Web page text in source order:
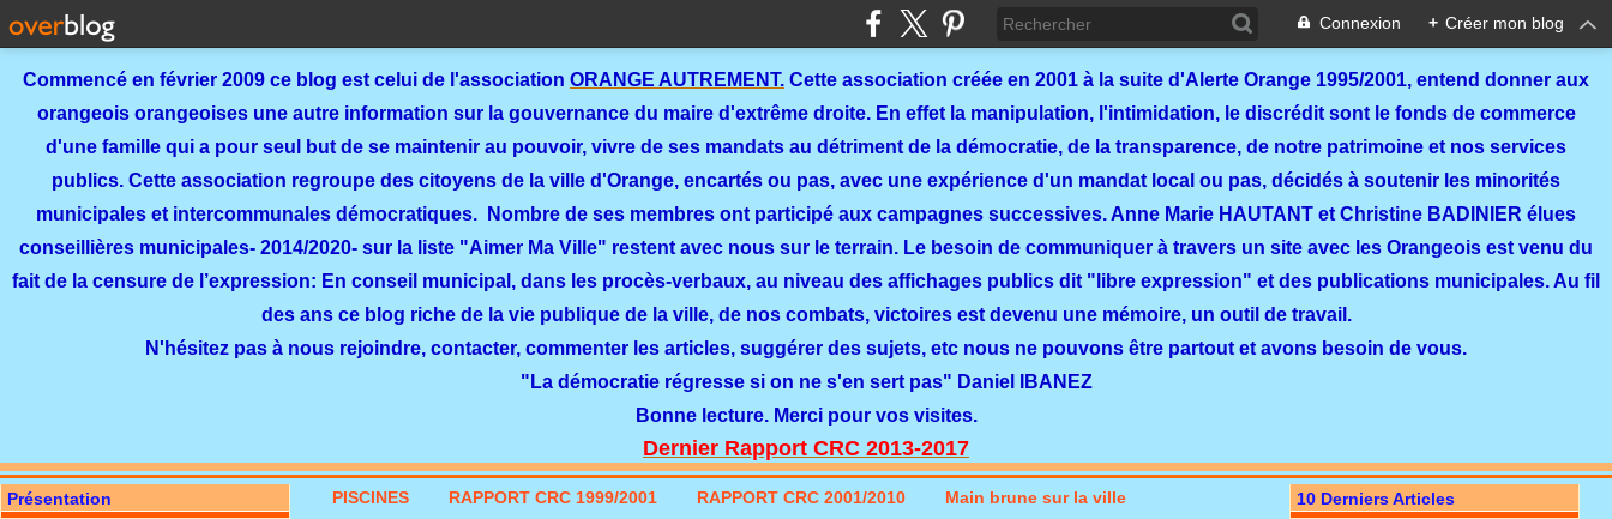
Connexion + Créer mon blog
Commencé en février 2009 ce blog est celui de l'association ORANGE AUTREMENT. Cette association créée en 2001 à la suite d'Alerte Orange 1995/2001, entend donner aux
orangeois orangeoises une autre information sur la gouvernance du maire d'extrême droite. En effet la manipulation, l'intimidation, le discrédit sont le fonds de commerce
d'une famille qui a pour seul but de se maintenir au pouvoir, vivre de ses mandats au détriment de la démocratie, de la transparence, de notre patrimoine et nos services
publics. Cette association regroupe des citoyens de la ville d'Orange, encartés ou pas, avec une expérience d'un mandat local ou pas, décidés à soutenir les minorités
municipales et intercommunales démocratiques. Nombre de ses membres ont participé aux campagnes successives. Anne Marie HAUTANT et Christine BADINIER élues
conseillières municipales- 2014/2020- sur la liste "Aimer Ma Ville" restent avec nous sur le terrain. Le besoin de communiquer à travers un site avec les Orangeois est venu du
fait de la censure de l’expression: En conseil municipal, dans les procès-verbaux, au niveau des affichages publics dit "libre expression" et des publications municipales. Au fil
des ans ce blog riche de la vie publique de la ville, de nos combats, victoires est devenu une mémoire, un outil de travail.
N'hésitez pas à nous rejoindre, contacter, commenter les articles, suggérer des sujets, etc nous ne pouvons être partout et avons besoin de vous.
"La démocratie régresse si on ne s'en sert pas" Daniel IBANEZ
Bonne lecture. Merci pour vos visites.
Dernier Rapport CRC 2013-2017
Présentation PISCINES RAPPORT CRC 1999/2001 RAPPORT CRC 2001/2010 Main brune sur la ville 10 Derniers Articles